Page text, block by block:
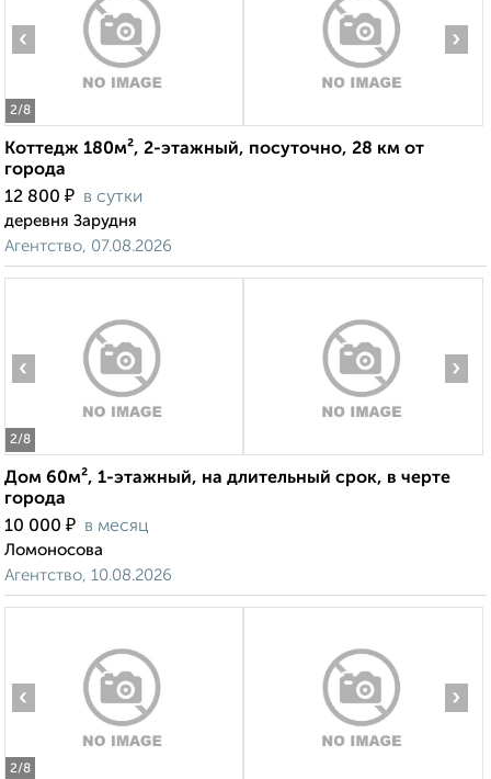
2/8
‹ ›
Коттедж 180м², 2-этажный, посуточно, 28 км от
города
12 800 ₽ в сутки
деревня Зарудня
Агентство, 07.08.2026
2/8
‹ ›
Дом 60м², 1-этажный, на длительный срок, в черте
города
10 000 ₽ в месяц
Ломоносова
Агентство, 10.08.2026
2/8
‹ ›